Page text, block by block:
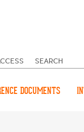
SEARCH
DOCUMENTS